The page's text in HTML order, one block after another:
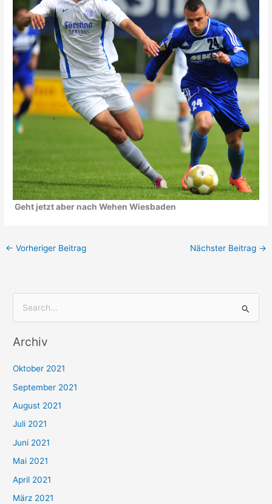
Geht jetzt aber nach Wehen Wiesbaden
← Vorheriger Beitrag Nächster Beitrag →
c
n
n
a
c
h
:
Archiv
Oktober 2021
September 2021
August 2021
Juli 2021
Juni 2021
Mai 2021
April 2021
März 2021